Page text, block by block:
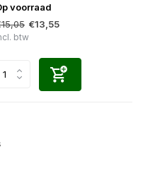
voorraad
€13,55
btw